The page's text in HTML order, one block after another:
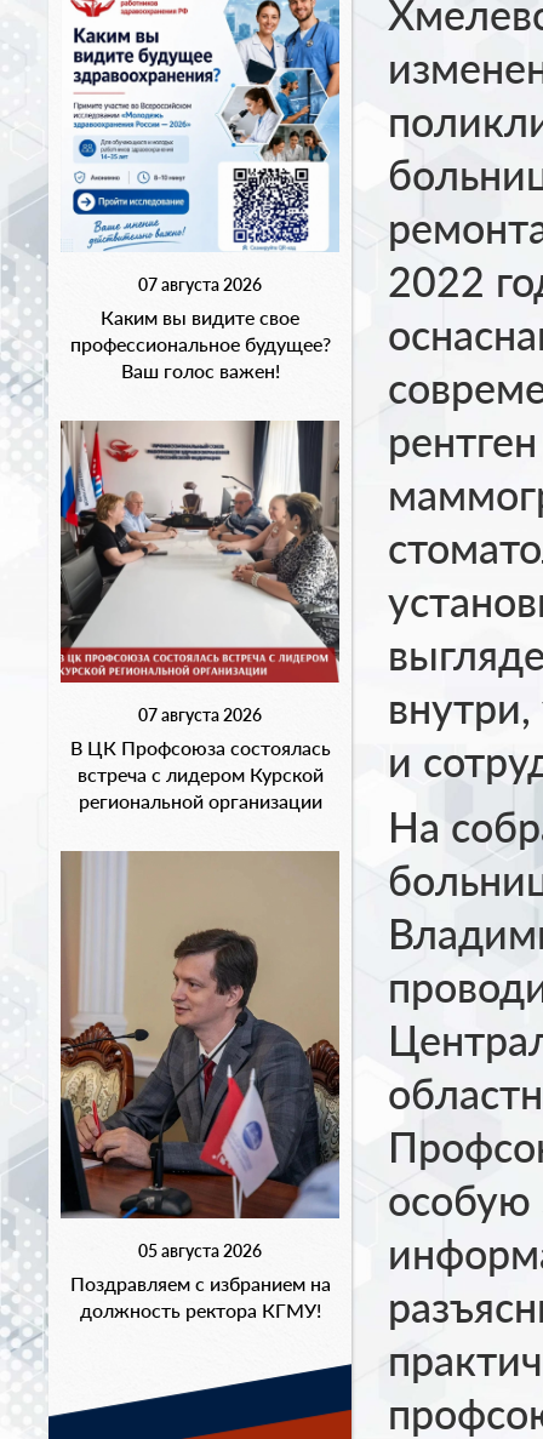
07 августа 2026
Каким вы видите свое
профессиональное будущее?
Ваш голос важен!
07 августа 2026
В ЦК Профсоюза состоялась
встреча с лидером Курской
региональной организации
05 августа 2026
Поздравляем с избранием на
должность ректора КГМУ!
2022
и
На
особую